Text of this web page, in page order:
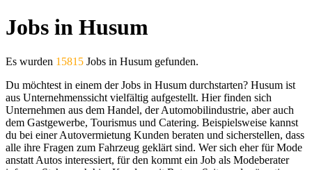
Jobs in Husum
Es wurden 15815 Jobs in Husum gefunden.
Du möchtest in einem der Jobs in Husum durchstarten? Husum ist
aus Unternehmenssicht vielfältig aufgestellt. Hier finden sich
Unternehmen aus dem Handel, der Automobilindustrie, aber auch
dem Gastgewerbe, Tourismus und Catering. Beispielsweise kannst
du bei einer Autovermietung Kunden beraten und sicherstellen, dass
alle ihre Fragen zum Fahrzeug geklärt sind. Wer sich eher für Mode
anstatt Autos interessiert, für den kommt ein Job als Modeberater